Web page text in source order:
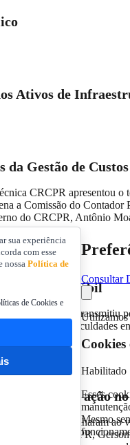
Ativos de
da Gestão de
CRCPR apresentou
a Comissão do
do CRCPR, Antônio
a ótica contábil
do CRCPR transmitiu
2000 e as dificuldades
o plano de ação
estados acompanharam
do CRCPR,
sua experiência
com esse
nossaPolítica de
de Cookies e
Consultar
Utilizamos
Cookies
Habilitado
Esses
Mesmo